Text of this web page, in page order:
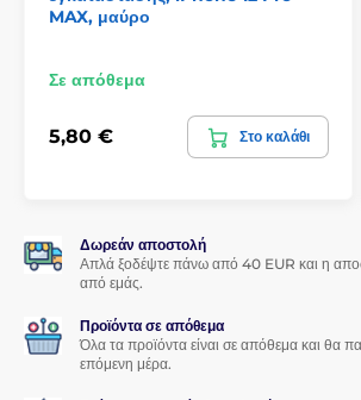
MAX, μαύρο
Σε απόθεμα
5,80 € Στο καλάθι
Δωρεάν αποστολή
Απλά ξοδέψτε πάνω από 40 EUR και η
από εμάς.
Προϊόντα σε απόθεμα
Όλα τα προϊόντα είναι σε απόθεμα και θα
επόμενη μέρα.